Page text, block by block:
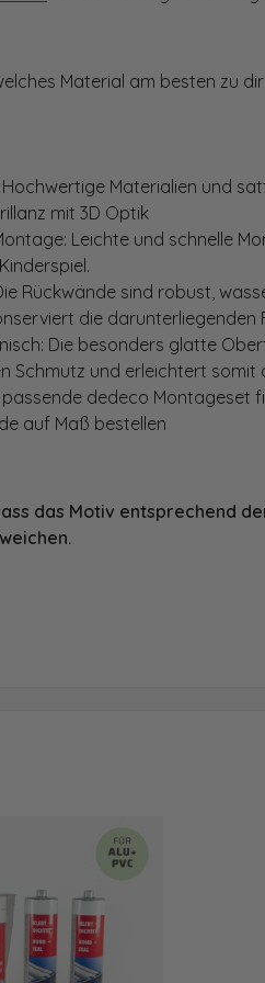
Material am besten zu
Materialien und
mit 3D Optik
Leichte und schnelle
Rückwände sind robust,
die darunterliegenden
Die besonders glatte
Schmutz und erleichtert somit
passende dedeco
auf Maß bestellen
das Motiv entsprechend